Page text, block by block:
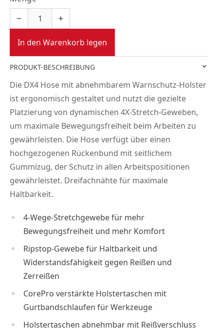
In den Warenkorb legen
PRODUKT-BESCHREIBUNG
Die DX4 Hose mit abnehmbarem Warnschutz-Holster
ist ergonomisch gestaltet und nutzt die gezielte
Platzierung von dynamischen 4X-Stretch-Geweben,
um maximale Bewegungsfreiheit beim Arbeiten zu
gewährleisten. Die Hose verfügt über einen
hochgezogenen Rückenbund mit seitlichem
Gummizug, der Schutz in allen Arbeitspositionen
gewährleistet. Dreifachnähte für maximale
Haltbarkeit.
4-Wege-Stretchgewebe für mehr
Bewegungsfreiheit und mehr Komfort
Ripstop-Gewebe für Haltbarkeit und
Widerstandsfähigkeit gegen Reißen und
Zerreißen
CorePro verstärkte Holstertaschen mit
Gurtbandschlaufen für Werkzeuge
Holstertaschen abnehmbar mit Reißverschluss